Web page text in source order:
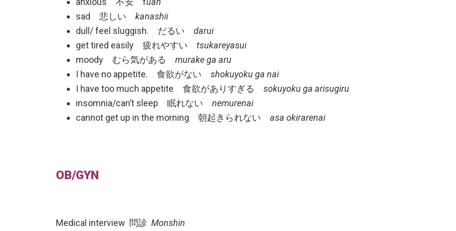
sad 悲しい kanashii
dull/ feel sluggish. だるい darui
get tired easily 疲れやすい tsukareyasui
moody むら気がある murake ga aru
I have no appetite. 食欲がない shokuyoku ga nai
I have too much appetite 食欲がありすぎる sokuyoku ga arisugiru
insomnia/can’t sleep 眠れない nemurenai
cannot get up in the morning 朝起きられない asa okirarenai
OB/GYN
Medical interview 問診 Monshin